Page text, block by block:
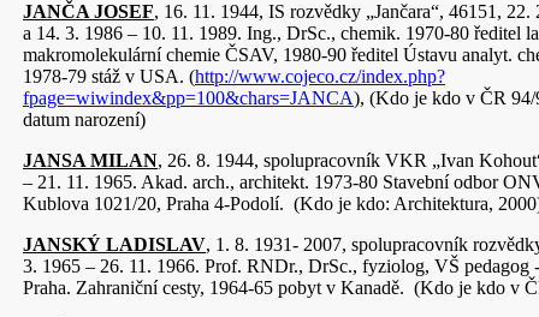
JANČA JOSEF, 16. 11. 1944, IS rozvědky „Jančara“, 46151,
a 14. 3. 1986 – 10. 11. 1989. Ing., DrSc., chemik. 1970-80 ředitel
makromolekulární chemie ČSAV, 1980-90 ředitel Ústavu analyt.
1978-79 stáž v USA. (http://www.cojeco.cz/index.php?
fpage=wiwindex&pp=100&chars=JANCA), (Kdo je kdo v ČR 94/
datum narození)
JANSA MILAN, 26. 8. 1944, spolupracovník VKR „Ivan
– 21. 11. 1965. Akad. arch., architekt. 1973-80 Stavební odbor
Kublova 1021/20, Praha 4-Podolí. (Kdo je kdo: Architektura,
JANSKÝ LADISLAV, 1. 8. 1931- 2007, spolupracovník
3. 1965 – 26. 11. 1966. Prof. RNDr., DrSc., fyziolog, VŠ pedagog
Praha. Zahraniční cesty, 1964-65 pobyt v Kanadě. (Kdo je kdo v